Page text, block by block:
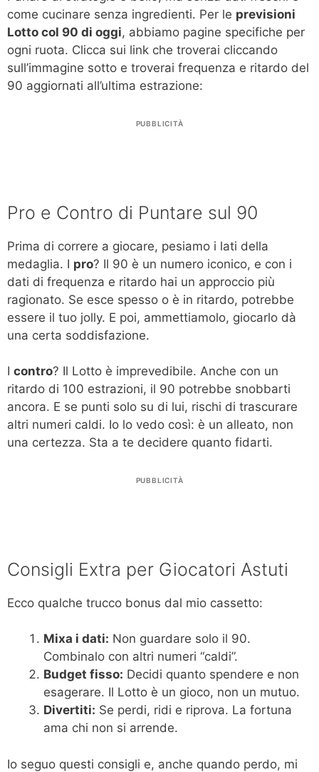
come cucinare senza ingredienti. Per le previsioni
Lotto col 90 di oggi, abbiamo pagine specifiche per
ogni ruota. Clicca sui link che troverai cliccando
sull’immagine sotto e troverai frequenza e ritardo del
90 aggiornati all’ultima estrazione:
PUBBLICITÀ
Pro e Contro di Puntare sul 90
Prima di correre a giocare, pesiamo i lati della
medaglia. I pro? Il 90 è un numero iconico, e con i
dati di frequenza e ritardo hai un approccio più
ragionato. Se esce spesso o è in ritardo, potrebbe
essere il tuo jolly. E poi, ammettiamolo, giocarlo dà
una certa soddisfazione.
I contro? Il Lotto è imprevedibile. Anche con un
ritardo di 100 estrazioni, il 90 potrebbe snobbarti
ancora. E se punti solo su di lui, rischi di trascurare
altri numeri caldi. Io lo vedo così: è un alleato, non
una certezza. Sta a te decidere quanto fidarti.
PUBBLICITÀ
Consigli Extra per Giocatori Astuti
Ecco qualche trucco bonus dal mio cassetto:
Mixa i dati: Non guardare solo il 90.
Combinalo con altri numeri “caldi”.
Budget fisso: Decidi quanto spendere e non
esagerare. Il Lotto è un gioco, non un mutuo.
Divertiti: Se perdi, ridi e riprova. La fortuna
ama chi non si arrende.
Io seguo questi consigli e, anche quando perdo, mi